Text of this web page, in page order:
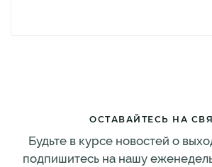
ОСТАВАЙТЕСЬ НА
Будьте в курсе новостей о
подпишитесь на нашу